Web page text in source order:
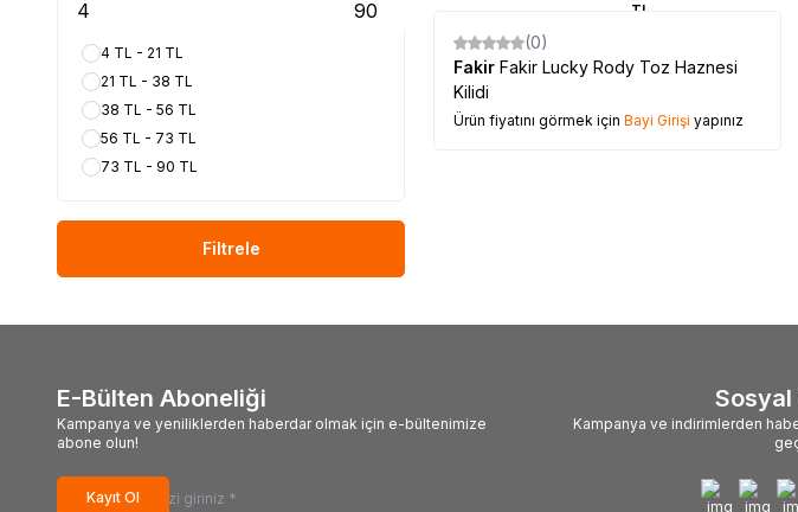
TL
4 TL - 21 TL
21 TL - 38 TL
38 TL - 56 TL
56 TL - 73 TL
73 TL - 90 TL
Filtrele
(0)
Fakir Fakir Lucky Rody Toz Haznesi
Kilidi
Ürün fiyatını görmek için Bayi Girişi yapınız
E-Bülten Aboneliği
Kampanya ve yeniliklerden haberdar olmak için e-bültenimize
abone olun!
Kayıt Ol
Sosyal
Kampanya ve indirimlerden